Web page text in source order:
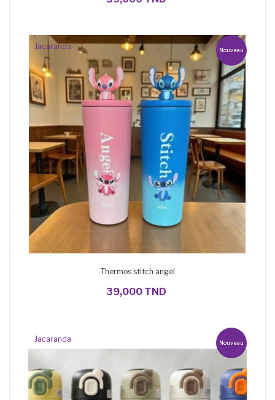
Nouveau
Jacaranda
Thermos stitch angel
39,000 TND
Nouveau
Jacaranda